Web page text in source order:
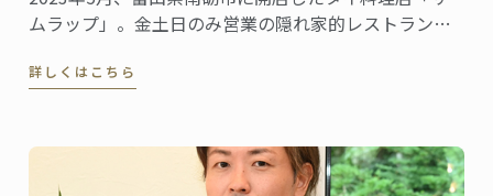
ムラップ」。金土日のみ営業の隠れ家的レストランに
既に評判、地元客はもちろん、遠くから足を延ばす人
詳しくはこちら